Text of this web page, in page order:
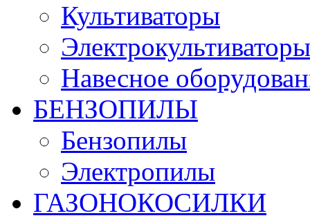
Культиваторы
Электрокультиваторы
Навесное
БЕНЗОПИЛЫ
Бензопилы
Электропилы
ГАЗОНОКОСИЛКИ